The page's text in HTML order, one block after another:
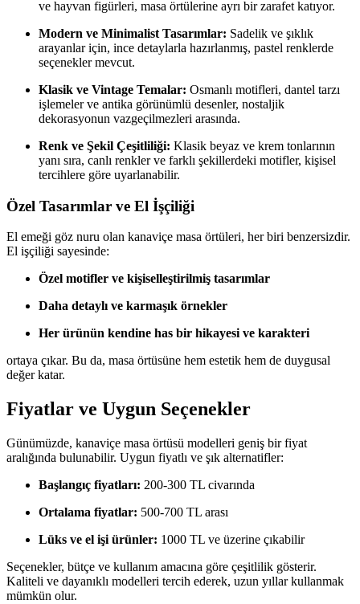
ve hayvan figürleri, masa örtülerine ayrı bir zarafet katıyor.
Modern ve Minimalist Tasarımlar: Sadelik ve şıklık
arayanlar için, ince detaylarla hazırlanmış, pastel renklerde
seçenekler mevcut.
Klasik ve Vintage Temalar: Osmanlı motifleri, dantel tarzı
işlemeler ve antika görünümlü desenler, nostaljik
dekorasyonun vazgeçilmezleri arasında.
Renk ve Şekil Çeşitliliği: Klasik beyaz ve krem tonlarının
yanı sıra, canlı renkler ve farklı şekillerdeki motifler, kişisel
tercihlere göre uyarlanabilir.
Özel Tasarımlar ve El İşçiliği
El emeği göz nuru olan kanaviçe masa örtüleri, her biri benzersizdir.
El işçiliği sayesinde:
Özel motifler ve kişiselleştirilmiş tasarımlar
Daha detaylı ve karmaşık örnekler
Her ürünün kendine has bir hikayesi ve karakteri
ortaya çıkar. Bu da, masa örtüsüne hem estetik hem de duygusal
değer katar.
Fiyatlar ve Uygun Seçenekler
Günümüzde, kanaviçe masa örtüsü modelleri geniş bir fiyat
aralığında bulunabilir. Uygun fiyatlı ve şık alternatifler:
Başlangıç fiyatları: 200-300 TL civarında
Ortalama fiyatlar: 500-700 TL arası
Lüks ve el işi ürünler: 1000 TL ve üzerine çıkabilir
Seçenekler, bütçe ve kullanım amacına göre çeşitlilik gösterir.
Kaliteli ve dayanıklı modelleri tercih ederek, uzun yıllar kullanmak
mümkün olur.